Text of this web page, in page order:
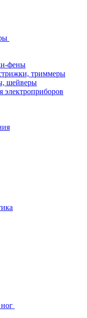
фены
триммеры
шейверы
электроприборов